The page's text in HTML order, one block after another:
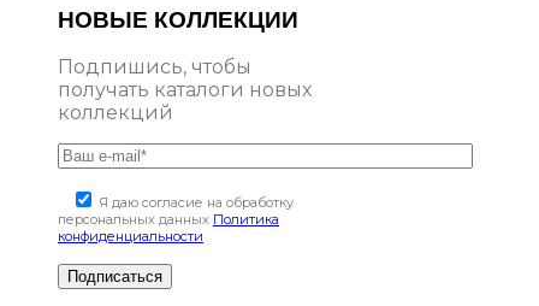
НОВЫЕ КОЛЛЕКЦИИ
Подпишись, чтобы
получать каталоги новых
коллекций
Я даю согласие на обработку
персональных данных Политика
конфиденциальности